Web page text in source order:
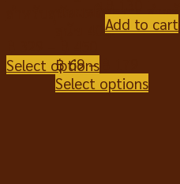
สำหรับสุนัข 170g
Select options
ขนมฟรีซดราย สำหรับ
สุนัข 40g.
฿69–
Select options
Add to cart